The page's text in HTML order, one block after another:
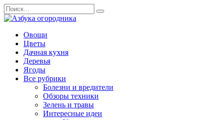
Перейти
к
содержанию
Search
for:
Овощи
Цветы
Дачная кухня
Деревья
Ягоды
Все рубрики
Болезни и вредители
Обзоры техники
Зелень и травы
Интересные идеи